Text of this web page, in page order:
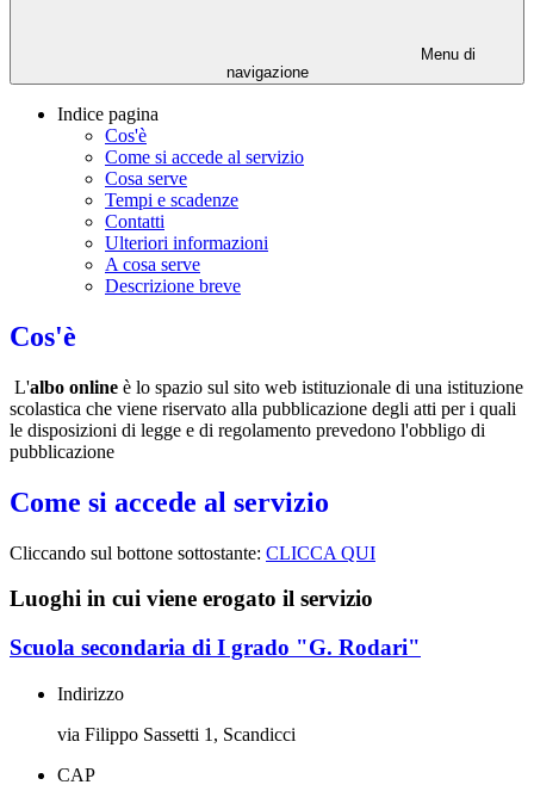
Menu di
navigazione
Indice pagina
Cos'è
Come si accede al servizio
Cosa serve
Tempi e scadenze
Contatti
Ulteriori informazioni
A cosa serve
Descrizione breve
Cos'è
L'albo online è lo spazio sul sito web istituzionale di una istituzione
scolastica che viene riservato alla pubblicazione degli atti per i quali
le disposizioni di legge e di regolamento prevedono l'obbligo di
pubblicazione
Come si accede al servizio
Cliccando sul bottone sottostante: CLICCA QUI
Luoghi in cui viene erogato il servizio
Scuola secondaria di I grado "G. Rodari"
Indirizzo
via Filippo Sassetti 1, Scandicci
CAP